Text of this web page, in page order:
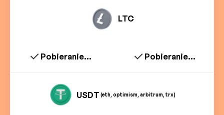
LTC
Pobieranie... Pobieranie...
USDT (eth, optimism, arbitrum, trx)